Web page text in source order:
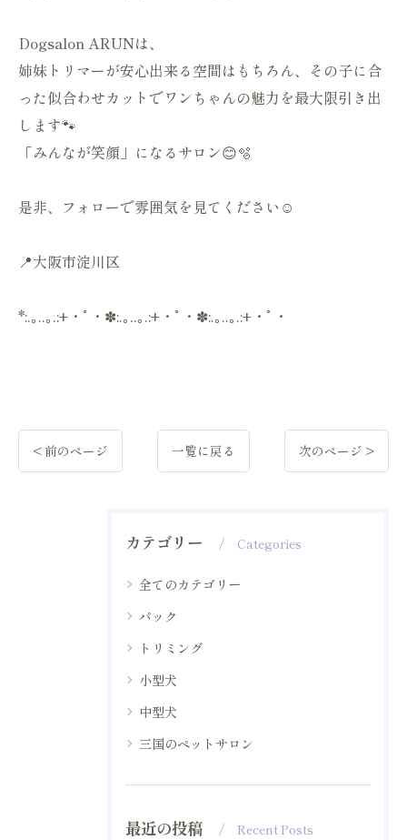
Dogsalon ARUNは、
姉妹トリマーが安心出来る空間はもちろん、その子に合
った似合わせカットでワンちゃんの魅力を最大限引き出
します🐾
「みんなが笑顔」になるサロン😊🫧
是非、フォローで雰囲気を見てください☺️
📍大阪市淀川区
*:.｡..｡.:+・ﾟ・✽:.｡..｡.:+・ﾟ・✽:.｡..｡.:+・ﾟ・
< 前のページ 一覧に戻る 次のページ >
カテゴリー Categories
全てのカテゴリー
パック
トリミング
小型犬
中型犬
三国のペットサロン
最近の投稿 Recent Posts